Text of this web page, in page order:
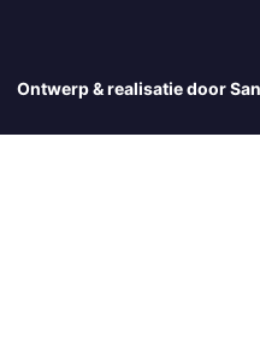
Ontwerp & realisatie door